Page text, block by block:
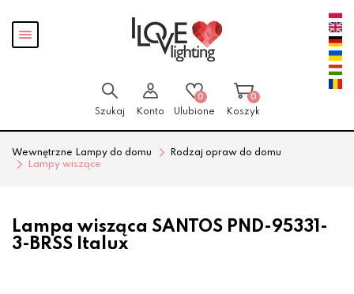
Pokaż
menu
Szukaj Konto
0
Ulubione
0
Koszyk
Wewnętrzne Lampy do domu
Rodzaj opraw do domu
Lampy wiszące
Lampa wisząca SANTOS PND-95331-
3-BRSS Italux